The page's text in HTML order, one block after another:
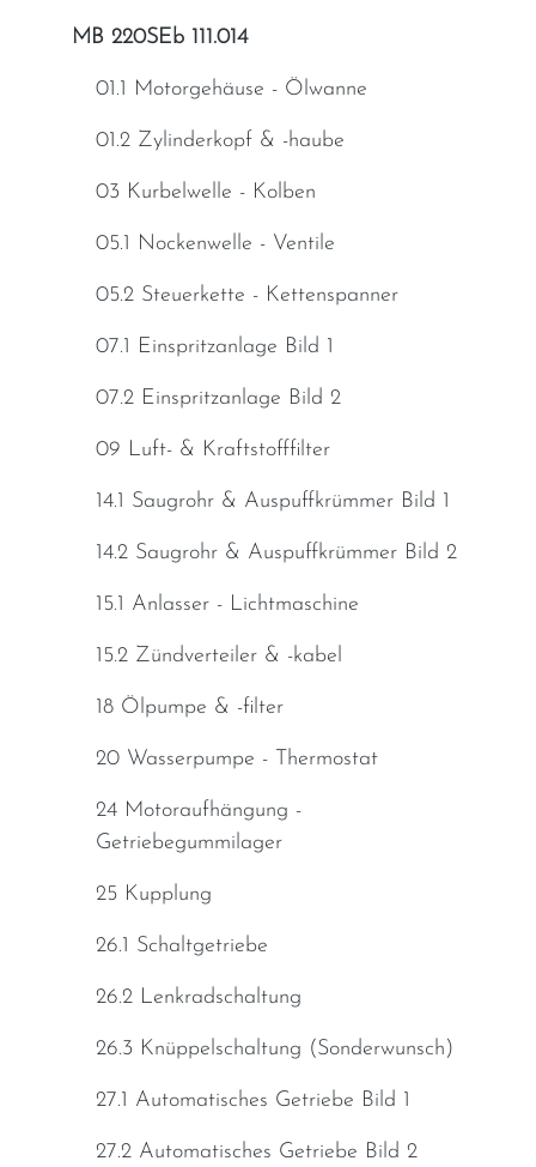
MB 220SEb 111.014
01.1 Motorgehäuse - Ölwanne
01.2 Zylinderkopf & -haube
03 Kurbelwelle - Kolben
05.1 Nockenwelle - Ventile
05.2 Steuerkette - Kettenspanner
07.1 Einspritzanlage Bild 1
07.2 Einspritzanlage Bild 2
09 Luft- & Kraftstofffilter
14.1 Saugrohr & Auspuffkrümmer Bild 1
14.2 Saugrohr & Auspuffkrümmer Bild 2
15.1 Anlasser - Lichtmaschine
15.2 Zündverteiler & -kabel
18 Ölpumpe & -filter
20 Wasserpumpe - Thermostat
24 Motoraufhängung -
Getriebegummilager
25 Kupplung
26.1 Schaltgetriebe
26.2 Lenkradschaltung
26.3 Knüppelschaltung (Sonderwunsch)
27.1 Automatisches Getriebe Bild 1
27.2 Automatisches Getriebe Bild 2